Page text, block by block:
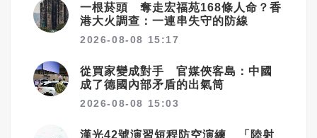
一根菸頭 奪走宏福苑168條人命？香
港大火調查：一連串失守的防線
2026-08-08 15:17
從買家變成對手 官媒俠客島：中國
成了德國內部矛盾的出氣筒
2026-08-08 15:03
漢光42號演習短程防空演練 「陸射